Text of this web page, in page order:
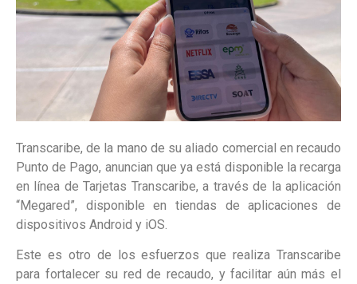
Transcaribe, de la mano de su aliado comercial en recaudo
Punto de Pago, anuncian que ya está disponible la recarga
en línea de Tarjetas Transcaribe, a través de la aplicación
“Megared”, disponible en tiendas de aplicaciones de
dispositivos Android y iOS.
Este es otro de los esfuerzos que realiza Transcaribe
para fortalecer su red de recaudo, y facilitar aún más el